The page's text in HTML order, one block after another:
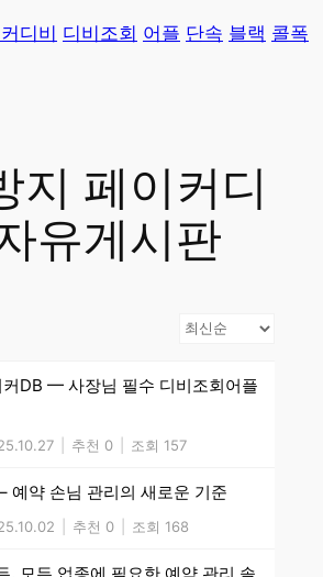
디비 디비조회 어플 단속 블랙 콜폭
지 페이커디
유게시판
커DB — 사장님 필수 디비조회어플
추천 0 조회 157
예약 손님 관리의 새로운 기준
추천 0 조회 168
, 모든 업종에 필요한 예약 관리 솔